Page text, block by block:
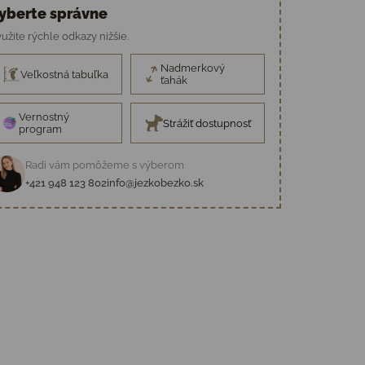
správne
rýchle odkazy nižšie.
Veľkostná tabuľka
Nadmerkový
ťahák
Vernostný
program
Strážiť dostupnosť
Radi vám pomôžeme s výberom
+421 948 123 802info@jezkobezko.sk